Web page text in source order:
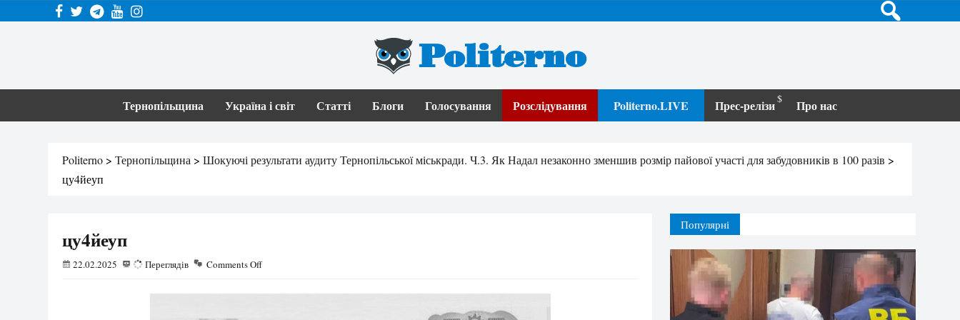
Politerno
Тернопільщина Україна і світ Статті Блоги Голосування Розслідування Politerno.LIVE Прес-релізи Про нас
Politerno > Тернопільщина > Шокуючі результати аудиту Тернопільської міськради. Ч.3. Як Надал незаконно зменшив розмір пайової участі для забудовників в 100 разів >
цу4йеуп
цу4йеуп
22.02.2025 55 Переглядів Comments Off
Популярні